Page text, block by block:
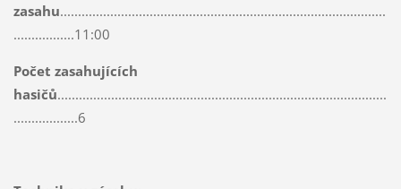
zasahu...........................................................................................
.................11:00
Počet zasahujících
hasičů............................................................................................
..................6